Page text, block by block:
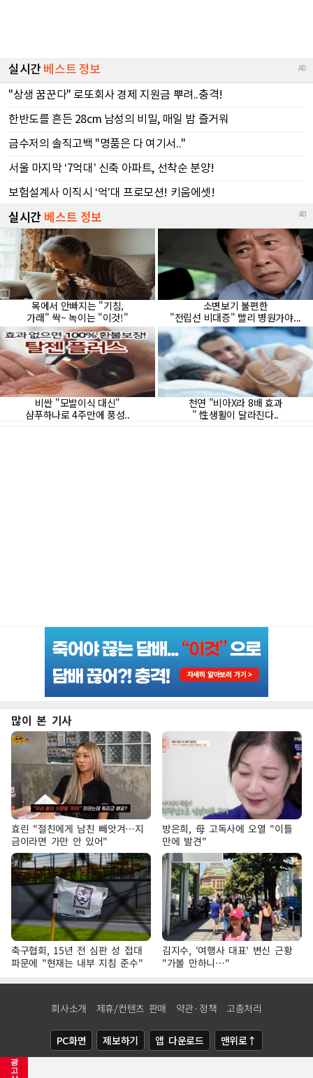
광
고
많이 본 기사
효린 "절친에게 남친 빼앗겨…지
금이라면 가만 안 있어"
방은희, 母 고독사에 오열 "이틀
만에 발견"
축구협회, 15년 전 심판 성 접대
파문에 "현재는 내부 지침 준수"
김지수, '여행사 대표' 변신 근황
"가볼 만하니…"
회사소개 제휴/컨텐츠 판매 약관·정책 고충처리
PC화면 제보하기 앱 다운로드 맨위로↑